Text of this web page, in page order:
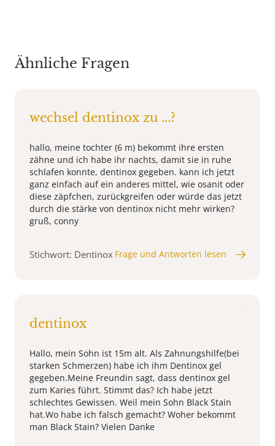
Ähnliche Fragen
wechsel dentinox zu ...?
hallo, meine tochter (6 m) bekommt ihre ersten
zähne und ich habe ihr nachts, damit sie in ruhe
schlafen konnte, dentinox gegeben. kann ich jetzt
ganz einfach auf ein anderes mittel, wie osanit oder
diese zäpfchen, zurückgreifen oder würde das jetzt
durch die stärke von dentinox nicht mehr wirken?
gruß, conny
Stichwort: Dentinox Frage und Antworten lesen
dentinox
Hallo, mein Sohn ist 15m alt. Als Zahnungshilfe(bei
starken Schmerzen) habe ich ihm Dentinox gel
gegeben.Meine Freundin sagt, dass dentinox gel
zum Karies führt. Stimmt das? Ich habe jetzt
schlechtes Gewissen. Weil mein Sohn Black Stain
hat.Wo habe ich falsch gemacht? Woher bekommt
man Black Stain? Vielen Danke